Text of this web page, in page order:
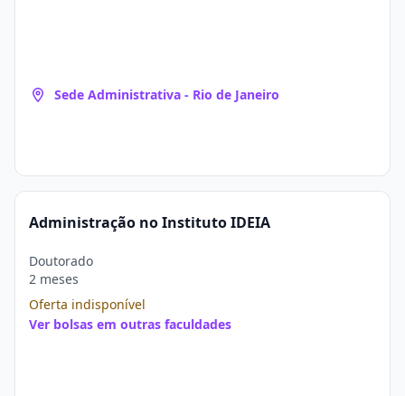
Sede Administrativa - Rio de Janeiro
Administração no Instituto IDEIA
Doutorado
2 meses
Oferta indisponível
Ver bolsas em outras faculdades